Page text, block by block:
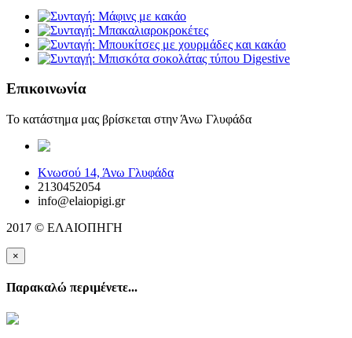
Επικοινωνία
Το κατάστημα μας βρίσκεται στην Άνω Γλυφάδα
Κνωσού 14, Άνω Γλυφάδα
2130452054
info@elaiopigi.gr
2017 © ΕΛΑΙΟΠΗΓΗ
×
Παρακαλώ περιμένετε...